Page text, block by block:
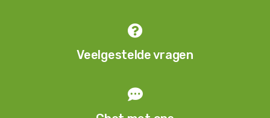

Veelgestelde vragen
